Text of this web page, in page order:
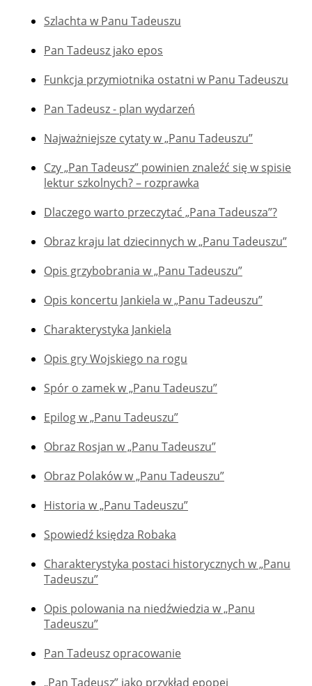
Szlachta w Panu Tadeuszu
Pan Tadeusz jako epos
Funkcja przymiotnika ostatni w Panu Tadeuszu
Pan Tadeusz - plan wydarzeń
Najważniejsze cytaty w „Panu Tadeuszu”
Czy „Pan Tadeusz” powinien znaleźć się w spisie
lektur szkolnych? – rozprawka
Dlaczego warto przeczytać „Pana Tadeusza”?
Obraz kraju lat dziecinnych w „Panu Tadeuszu”
Opis grzybobrania w „Panu Tadeuszu”
Opis koncertu Jankiela w „Panu Tadeuszu”
Charakterystyka Jankiela
Opis gry Wojskiego na rogu
Spór o zamek w „Panu Tadeuszu”
Epilog w „Panu Tadeuszu”
Obraz Rosjan w „Panu Tadeuszu”
Obraz Polaków w „Panu Tadeuszu”
Historia w „Panu Tadeuszu”
Spowiedź księdza Robaka
Charakterystyka postaci historycznych w „Panu
Tadeuszu”
Opis polowania na niedźwiedzia w „Panu
Tadeuszu”
Pan Tadeusz opracowanie
„Pan Tadeusz” jako przykład epopei